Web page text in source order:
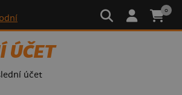
0
ÚČET